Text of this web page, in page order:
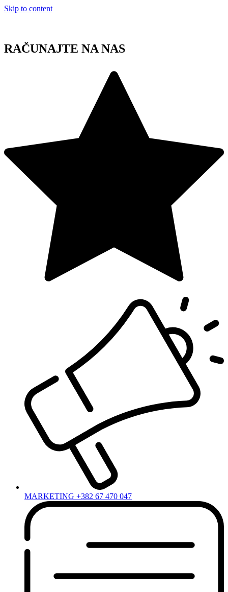
Skip to content
RAČUNAJTE NA NAS
MARKETING +382 67 470 047